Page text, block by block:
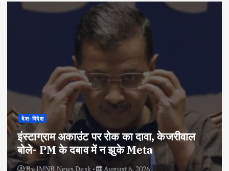
देश-विदेश
इंस्टाग्राम अकाउंट पर रोक का दावा, केजरीवाल
बोले- PM के दबाव में न झुके Meta
ByIMNB News Desk August 6, 2026